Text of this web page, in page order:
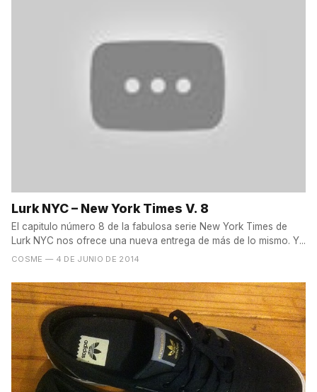
Lurk NYC – New York Times V. 8
El capitulo número 8 de la fabulosa serie New York Times de
Lurk NYC nos ofrece una nueva entrega de más de lo mismo. Y...
COSME — 4 DE JUNIO DE 2014